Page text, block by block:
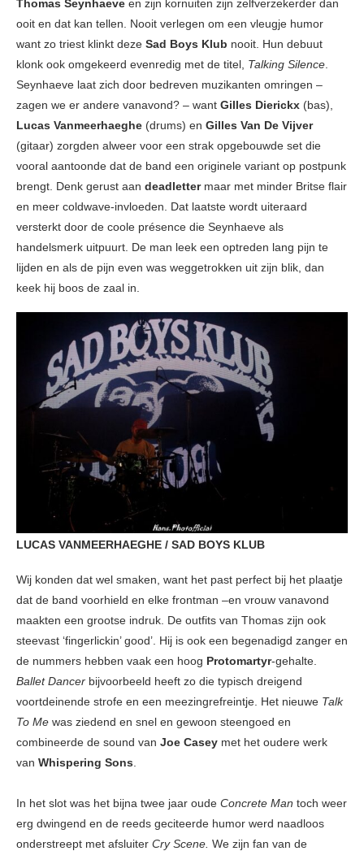
Thomas Seynhaeve en zijn kornuiten zijn zelfverzekerder dan
ooit en dat kan tellen. Nooit verlegen om een vleugje humor
want zo triest klinkt deze Sad Boys Klub nooit. Hun debuut
klonk ook omgekeerd evenredig met de titel, Talking Silence
Seynhaeve laat zich door bedreven muzikanten omringen –
zagen we er andere vanavond? – want Gilles Dierickx (bas),
Lucas Vanmeerhaeghe (drums) en Gilles Van De Vijver
(gitaar) zorgden alweer voor een strak opgebouwde set die
vooral aantoonde dat de band een originele variant op postpunk
brengt. Denk gerust aan deadlettermaar met minder Britse flair
en meer coldwave-invloeden. Dat laatste wordt uiteraard
versterkt door de coole présence die Seynhaeve als
handelsmerk uitpuurt. De man leek een optreden lang pijn te
lijden en als de pijn even was weggetrokken uit zijn blik, dan
keek hij boos de zaal in.
LUCAS VANMEERHAEGHE / SAD BOYS KLUB
Wij konden dat wel smaken, want het past perfect bij het plaatje
dat de band voorhield en elke frontman –en vrouw vanavond
maakten een grootse indruk. De outfits van Thomas zijn ook
steevast ‘fingerlickin’ good’. Hij is ook een begenadigd zanger en
de nummers hebben vaak een hoog Protomartyr-gehalte.
Ballet Dancer bijvoorbeeld heeft zo die typisch dreigend
voortdeinende strofe en een meezingrefreintje. Het nieuwe Talk
To Me was ziedend en snel en gewoon steengoed en
combineerde de sound van Joe Casey met het oudere werk
van Whispering Sons
In het slot was het bijna twee jaar oude Concrete Man toch weer
erg dwingend en de reeds geciteerde humor werd naadloos
onderstreept met afsluiter Cry Scene. We zijn fan van de